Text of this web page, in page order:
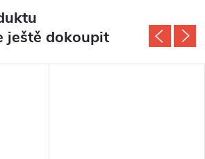
ještě dokoupit